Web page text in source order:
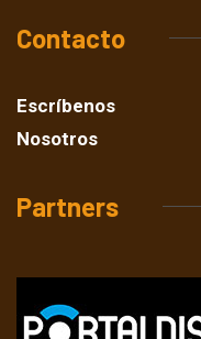
Contacto
Escríbenos
Nosotros
Partners